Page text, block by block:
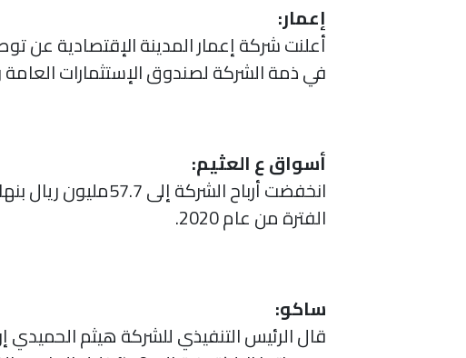
إعمار:
أعلنت شركة إعمار المدينة الإقتصادية
في ذمة الشركة لصندوق الإستثمارات العامة والبالغ
أسواق ع العثيم:
الفترة من عام 2020.
ساكو:
قال الرئيس التنفيذي للشركة هيثم